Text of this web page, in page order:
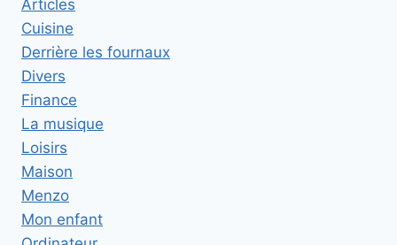
Articles
Cuisine
Derrière les fournaux
Divers
Finance
La musique
Loisirs
Maison
Menzo
Mon enfant